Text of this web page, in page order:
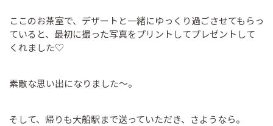
ここのお茶室で、デザートと一緒にゆっくり過ごさせてもらっ
ていると、最初に撮った写真をプリントしてプレゼントして
くれました♡
素敵な思い出になりました～。
そして、帰りも大船駅まで送っていただき、さようなら。